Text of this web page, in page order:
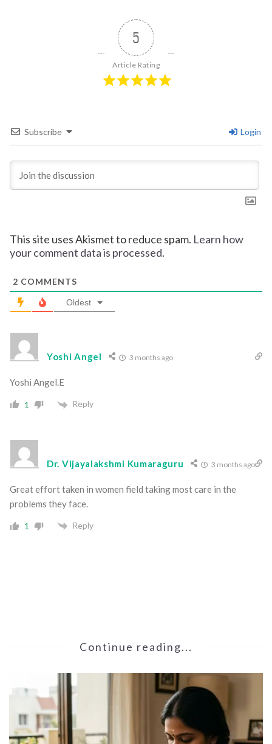
5
Article Rating
Subscribe Login
This site uses Akismet to reduce spam. Learn how
your comment data is processed.
2 COMMENTS
Oldest
Yoshi Angel 3 months ago
Yoshi Angel.E
1 Reply
Dr. Vijayalakshmi Kumaraguru 3 months ago
Great effort taken in women field taking most care in the
problems they face.
1 Reply
Continue reading...